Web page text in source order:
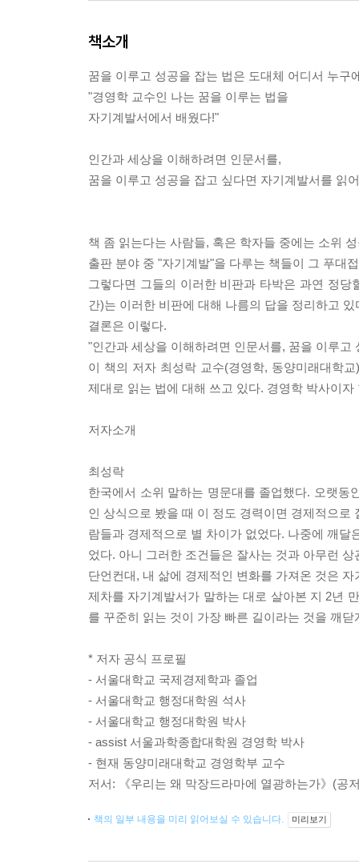
책소개
꿈을 이루고 성공을 잡는 법은 도대체 어디서 누구
"경영학 교수인 나는 꿈을 이루는 법을
자기계발서에서 배웠다!"
인간과 세상을 이해하려면 인문서를,
꿈을 이루고 성공을 잡고 싶다면 자기계발서를 읽
책 좀 읽는다는 사람들, 혹은 학자들 중에는 소위
출판 분야 중 "자기계발"을 다루는 책들이 그 푸대
그렇다면 그들의 이러한 비판과 타박은 과연 정
간)는 이러한 비판에 대해 나름의 답을 정리하고 있
결론은 이렇다.
"인간과 세상을 이해하려면 인문서를, 꿈을 이루
이 책의 저자 최성락 교수(경영학, 동양미래대학
제대로 읽는 법에 대해 쓰고 있다. 경영학 박사이
저자소개
최성락
한국에서 소위 말하는 명문대를 졸업했다. 오랫
인 상식으로 봤을 때 이 정도 경력이면 경제적으
람들과 경제적으로 별 차이가 없었다. 나중에 깨
었다. 아니 그러한 조건들은 잘사는 것과 아무런 상
단언컨대, 내 삶에 경제적인 변화를 가져온 것은
제차를 자기계발서가 말하는 대로 살아본 지 2년
를 꾸준히 읽는 것이 가장 빠른 길이라는 것을 깨
* 저자 공식 프로필
- 서울대학교 국제경제학과 졸업
- 서울대학교 행정대학원 석사
- 서울대학교 행정대학원 박사
- assist 서울과학종합대학원 경영학 박사
- 현재 동양미래대학교 경영학부 교수
저서: 《우리는 왜 막장드라마에 열광하는가》(공
책의 일부 내용을 미리 읽어보실 수 있습니다. 미리보기